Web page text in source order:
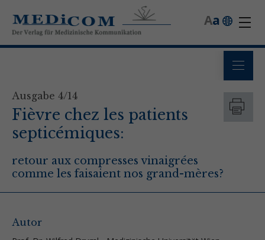
a
A
Ausgabe 4/14
Fièvre chez les patients
septicémiques:
retour aux compresses vinaigrées
comme les faisaient nos grand-mères?
Autor